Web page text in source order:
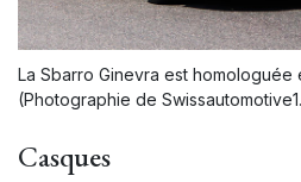
La Sbarro Ginevra est homologuée
(Photographie de
Casques